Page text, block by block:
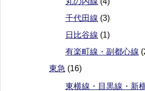
千代田線 (3)
日比谷線 (1)
有楽町線・副都心線
東急 (16)
東横線・目黒線・新